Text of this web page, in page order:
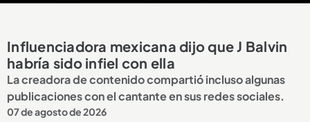
Influenciadora mexicana dijo que J Balvin
habría sido infiel con ella
La creadora de contenido compartió incluso algunas
publicaciones con el cantante en sus redes sociales.
07 de agosto de 2026